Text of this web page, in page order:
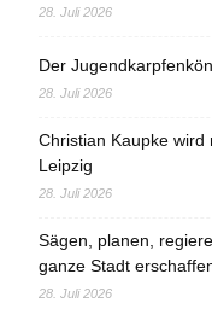
28. Juli 2026
Der
28. Juli 2026
Christian Kaupke
Leipzig
28. Juli 2026
Sägen, planen,
ganze Stadt
28. Juli 2026